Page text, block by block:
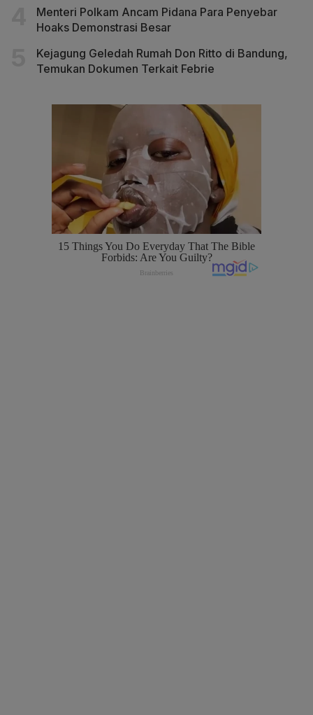
Menteri Polkam Ancam Pidana Para Penyebar
Hoaks Demonstrasi Besar
Kejagung Geledah Rumah Don Ritto di Bandung,
Temukan Dokumen Terkait Febrie